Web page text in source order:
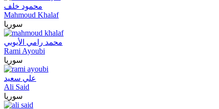
محمود خلف
Mahmoud Khalaf
سوريا
محمد رامي الأيوبي
Rami Ayoubi
سوريا
علي سعيد
Ali Said
سوريا